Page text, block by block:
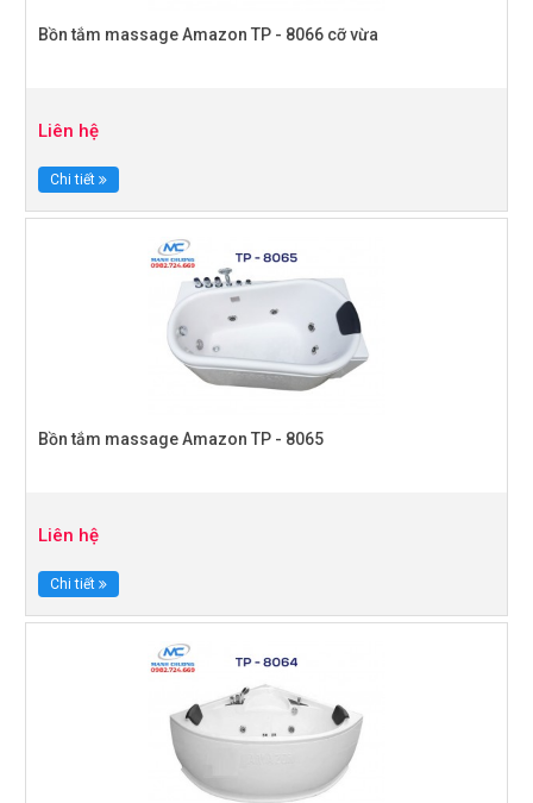
Bồn tắm massage Amazon TP - 8066 cỡ vừa
Liên hệ
Chi tiết
Bồn tắm massage Amazon TP - 8065
Liên hệ
Chi tiết